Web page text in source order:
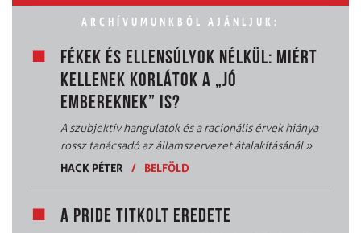
ARCHÍVUMUNKBÓL AJÁNLJUK:
FÉKEK ÉS ELLENSÚLYOK NÉLKÜL: MIÉRT
KELLENEK KORLÁTOK A „JÓ
EMBEREKNEK” IS?
A szubjektív hangulatok és a racionális érvek hiánya
rossz tanácsadó az államszervezet átalakításánál»
HACK PÉTER
/ BELFÖLD
A PRIDE TITKOLT EREDETE